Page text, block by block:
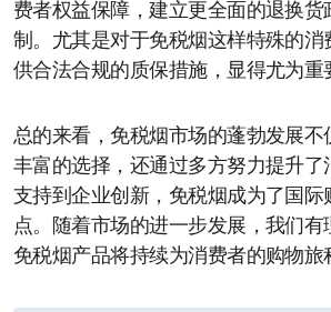
费者权益保障，建立更全面的退换货
制。尤其是对于免税烟这样特殊的消
供合法合规的质保措施，显得尤为重
总的来看，免税烟市场的蓬勃发展不
丰富的选择，还通过多方努力提升了
支持到企业创新，免税烟成为了国际
点。随着市场的进一步发展，我们
免税烟产品将持续为消费者的购物旅